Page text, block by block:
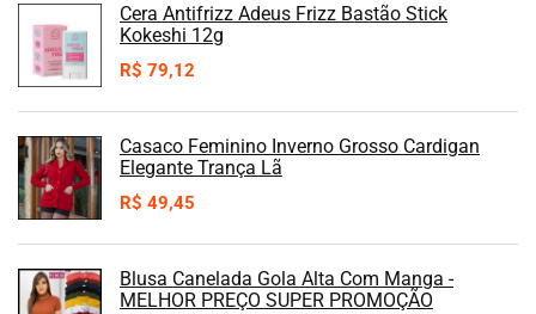
Cera Antifrizz Adeus Frizz Bastão Stick
Kokeshi 12g
R$ 79,12
Casaco Feminino Inverno Grosso Cardigan
Elegante Trança Lã
R$ 49,45
Blusa Canelada Gola Alta Com Manga -
MELHOR PREÇO SUPER PROMOÇÃO